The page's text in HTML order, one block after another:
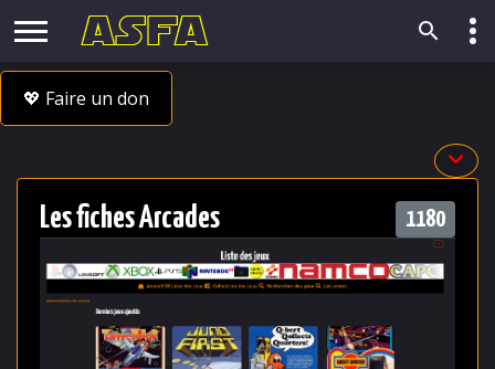
💖 Faire un don
Les fiches Arcades 1180